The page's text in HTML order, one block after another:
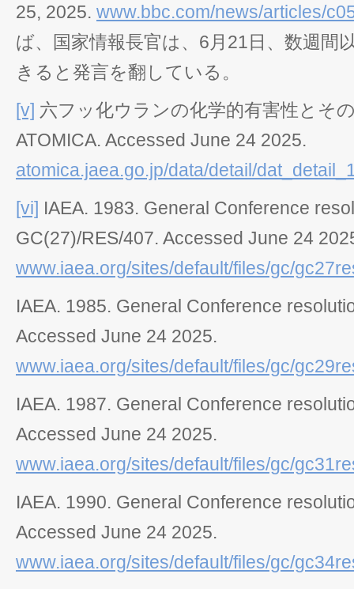
25, 2025. www.bbc.com/news/articles/
ば、国家情報長官は、6月21日、数週間
きると発言を翻している。
[v] 六フッ化ウランの化学的有害性とそ
ATOMICA. Accessed June 24 2025.
atomica.jaea.go.jp/data/detail/
[vi] IAEA. 1983. General Conference
GC(27)/RES/407. Accessed June 24
www.iaea.org/sites/default/files/gc/
IAEA. 1985. General Conference
Accessed June 24 2025.
www.iaea.org/sites/default/files/gc/
IAEA. 1987. General Conference
Accessed June 24 2025.
www.iaea.org/sites/default/files/gc/
IAEA. 1990. General Conference
Accessed June 24 2025.
www.iaea.org/sites/default/files/gc/